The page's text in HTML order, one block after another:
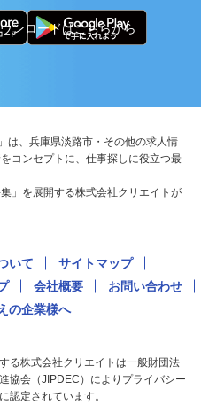
ンロードはこちらから
は、兵庫県淡路市・その他の求人情
コンセプトに、仕事探しに役立つ最
」を展開する株式会社クリエイトが
いて
サイトマップ
会社概要
お問い合わせ
の企業様へ
る株式会社クリエイトは一般財団法
協会（JIPDEC）によりプライバシー
認定されています。